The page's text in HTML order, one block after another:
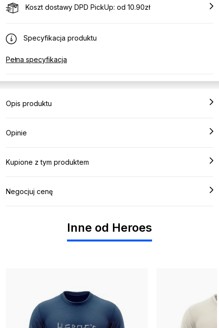
Koszt dostawy DPD PickUp: od 10.90zł
Specyfikacja produktu
Pełna specyfikacja
Opis produktu
Opinie
Kupione z tym produktem
Negocjuj cenę
Inne od Heroes